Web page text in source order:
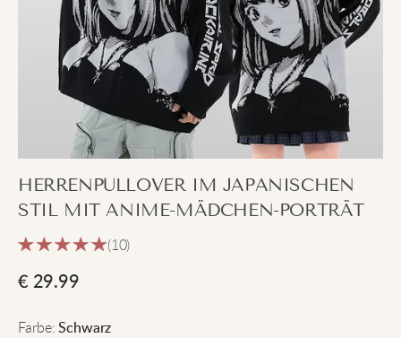
HERRENPULLOVER IM JAPANISCHEN
STIL MIT ANIME-MÄDCHEN-PORTRÄT
(10)
€ 29.99
Farbe: Schwarz